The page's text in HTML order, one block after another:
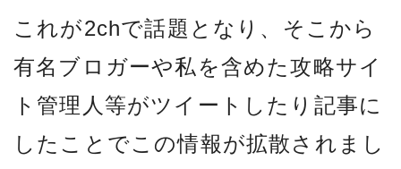
これが2chで話題となり、そこから
有名ブロガーや私を含めた攻略サイ
ト管理人等がツイートしたり記事に
したことでこの情報が拡散されまし